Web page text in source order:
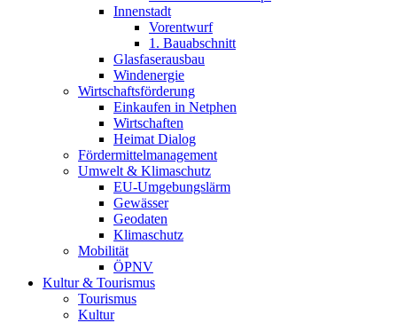
Innenstadt
Vorentwurf
1. Bauabschnitt
Glasfaserausbau
Windenergie
Wirtschaftsförderung
Einkaufen in Netphen
Wirtschaften
Heimat Dialog
Fördermittelmanagement
Umwelt & Klimaschutz
EU-Umgebungslärm
Gewässer
Geodaten
Klimaschutz
Mobilität
ÖPNV
Kultur & Tourismus
Tourismus
Kultur